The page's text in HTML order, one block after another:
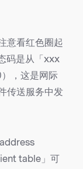
意看红色圈起
码是从「xxx
，这是网际
传送服务中发
table」可